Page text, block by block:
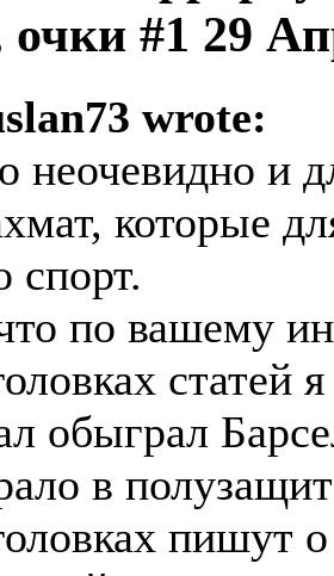
очки #1 29
wrote:
неочевидно и
которые
спорт.
по вашему
статей
обыграл
в
пишут